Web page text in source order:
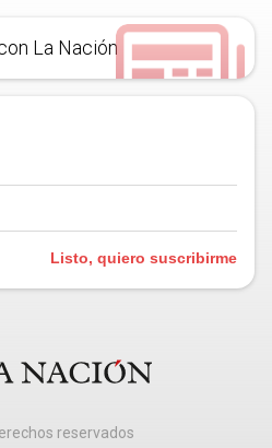
La Nación
Listo, quiero suscribirme
reservados